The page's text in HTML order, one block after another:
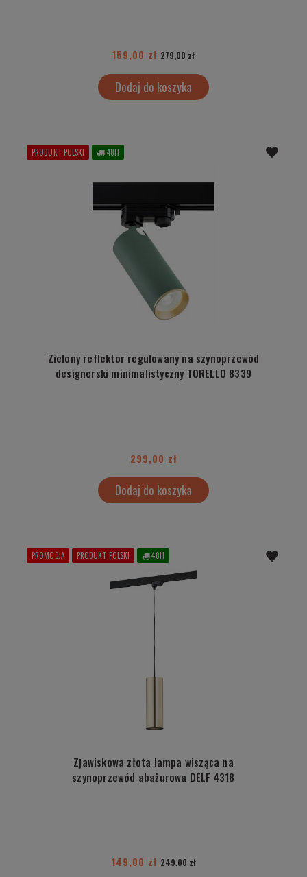
159,00 zł 279,00 zł
Dodaj do koszyka
Zielony reflektor regulowany na szynoprzewód
designerski minimalistyczny TORELLO 8339
299,00 zł
Dodaj do koszyka
PRODUKT POLSKI 48H
Zjawiskowa złota lampa wisząca na
szynoprzewód abażurowa DELF 4318
149,00 zł 249,00 zł
PROMOCJA PRODUKT POLSKI 48H